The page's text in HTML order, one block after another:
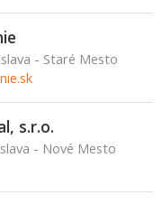
- Staré Mesto
s.r.o.
- Nové Mesto